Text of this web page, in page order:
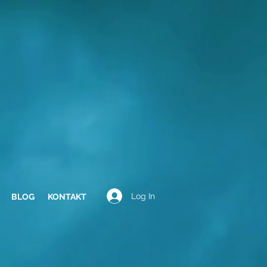
BLOG KONTAKT Log In